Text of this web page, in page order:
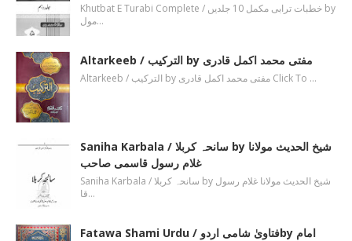
Khutbat E Turabi Complete / خطبات ترابی مکمل 10 جلدیں by
مول…
Altarkeeb / الترکیب by مفتی محمد اکمل قادری
Altarkeeb / الترکیب by مفتی محمد اکمل قادری Click To …
Saniha Karbala / سانحہ کربلا by شیخ الحدیث مولانا
غلام رسول قاسمی صاحب
Saniha Karbala / سانحہ کربلا by شیخ الحدیث مولانا غلام رسول
قا…
Fatawa Shami Urdu / فتاویٰ شامی اردوby امام